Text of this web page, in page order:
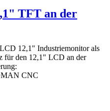
TFT an der
12,1" Industriemonitor als
für den 12,1" LCD an der
CNC